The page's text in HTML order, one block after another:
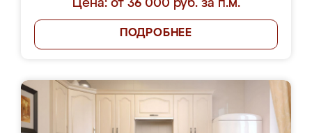
Цена: от 36 000 руб. за п.м.
ПОДРОБНЕЕ